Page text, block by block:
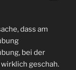
dass am
bei der
geschah.